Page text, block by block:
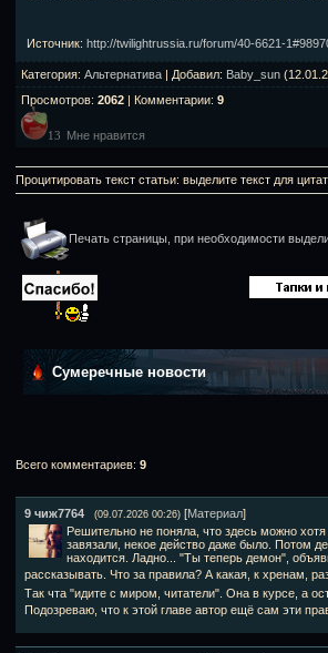
Источник: http://twilightrussia.ru/forum/40-6621-
Категория: Альтернатива | Добавил: Baby_sun
Просмотров: 2062 | Комментарии: 9
13 Мне нравится
Процитировать текст статьи: выделите текст для
Печать страницы, при необходимости
Сумеречные новости
Всего комментариев: 9
9 чиж7764 (09.07.2026 00:26) [Материал]
Решительно не поняла, что здесь можно
завязали, некое действо даже было. Потом
находится. Ладно... "Ты теперь демон",
рассказывать. Что за правила? А какая, к хренам,
Так чта "идите с миром, читатели". Она в курсе, а
Подозреваю, что к этой главе автор ещё сам эти